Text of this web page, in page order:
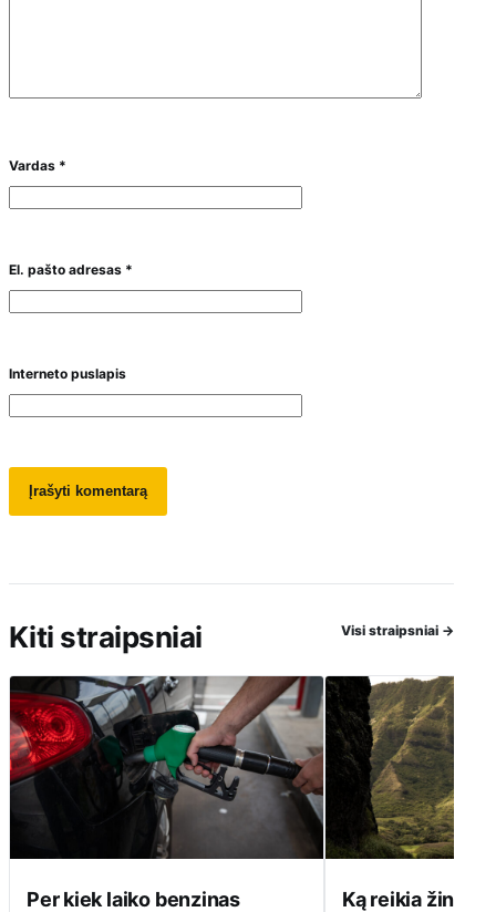
Vardas *
El. pašto adresas *
Interneto puslapis
Kiti straipsniai Visi straipsniai →
Per kiek laiko benzinas
Ką reikia žinoti